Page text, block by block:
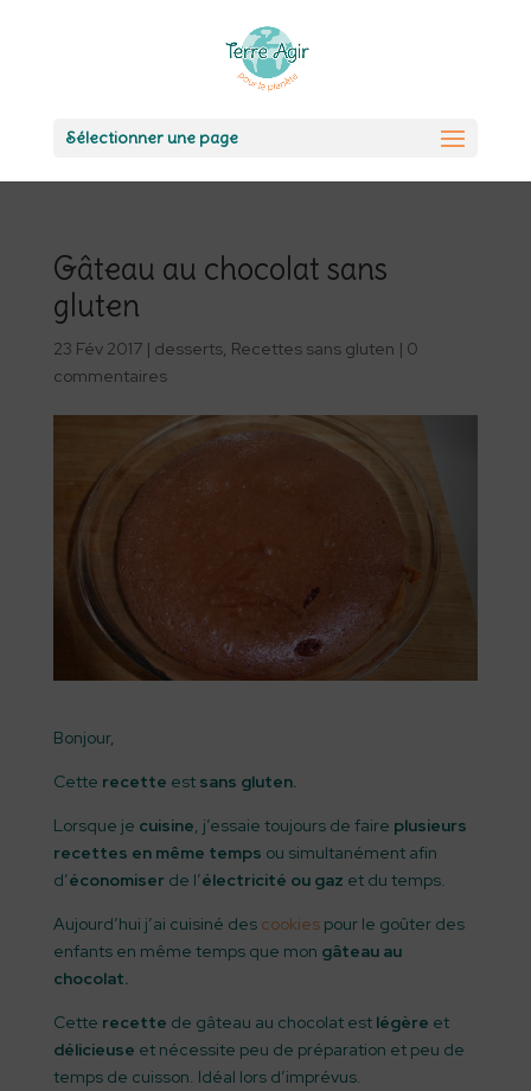
Sélectionner une page
Gâteau au chocolat sans
gluten
23 Fév 2017| desserts, Recettes sans gluten | 0
commentaires
Bonjour,
Cette recette est sans gluten.
Lorsque je cuisine, j’essaie toujours de faire plusieurs
recettes en même temps ou simultanément afin
d’économiserde l’électricité ou gaz et du temps.
Aujourd’hui j’ai cuisiné des cookies pour le goûter des
enfants en même temps que mon gâteau au
chocolat.
Cette recette de gâteau au chocolat est légère et
délicieuse et nécessite peu de préparation et peu de
temps de cuisson. Idéal lors d’imprévus.